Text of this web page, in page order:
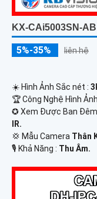
KX-CAi5003SN-
5%-35% liên hệ
☀️ Hình Ảnh Sắc nét :
🏆 Công Nghệ Hình
✪ Xem Được Ban
IR.
💢 Mẫu Camera Thân
️🎙 Khả Năng : Thu Âm.